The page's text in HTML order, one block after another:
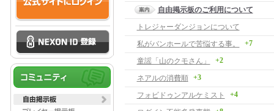
自由掲示板のご利用について
トレジャーダンジョンについて
私がバンホールで苦悩する事。
+7
童謡「山のクモさん」 +2
ネアルの消費順 +3
フォビドゥンアルケミスト +4